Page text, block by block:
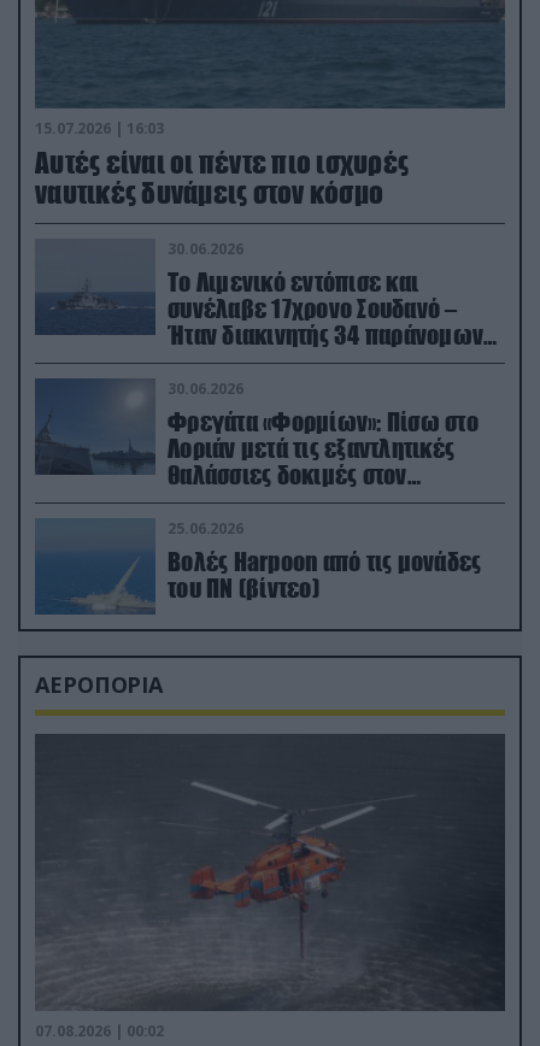
15.07.2026 | 16:03
Aυτές είναι οι πέντε πιο ισχυρές
ναυτικές δυνάμεις στον κόσμο
30.06.2026
Το Λιμενικό εντόπισε και
συνέλαβε 17χρονο Σουδανό –
Ήταν διακινητής 34 παράνομων
μεταναστών
30.06.2026
Φρεγάτα «Φορμίων»: Πίσω στο
Λοριάν μετά τις εξαντλητικές
θαλάσσιες δοκιμές στον
απαιτητικό Βισκαϊκό
25.06.2026
Βολές Harpoon από τις μονάδες
του ΠΝ (βίντεο)
ΑΕΡΟΠΟΡΙΑ
07.08.2026 | 00:02